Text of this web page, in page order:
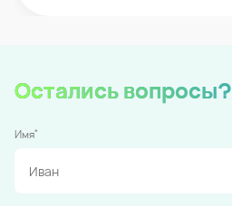
Остались вопросы?
Имя*